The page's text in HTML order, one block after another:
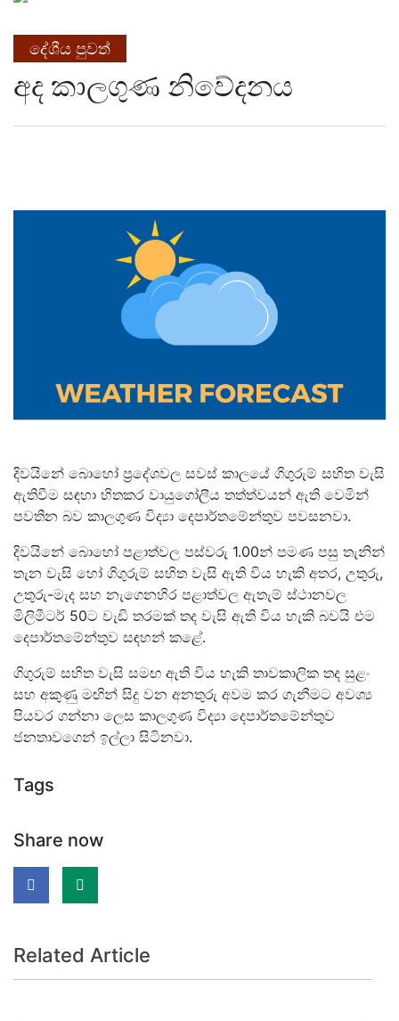
දේශීය පුවත්
අද කාලගුණ නිවේදනය
දිවයිනේ බොහෝ ප්‍රදේශවල සවස් කාලයේ ගිගුරුම් සහිත වැසි
ඇතිවීම සඳහා හිතකර වායුගෝලීය තත්ත්වයන් ඇති වෙමින්
පවතින බව කාලගුණ විද්‍යා දෙපාර්තමේන්තුව පවසනවා.
දිවයිනේ බොහෝ පළාත්වල පස්වරු 1.00න් පමණ පසු තැනින්
තැන වැසි හෝ ගිගුරුම් සහිත වැසි ඇති විය හැකි අතර, උතුරු,
උතුරු-මැද සහ නැගෙනහිර පළාත්වල ඇතැම් ස්ථානවල
මිලිමීටර් 50ට වැඩි තරමක් තද වැසි ඇති විය හැකි බවයි එම
දෙපාර්තමේන්තුව සඳහන් කළේ.
ගිගුරුම් සහිත වැසි සමඟ ඇති විය හැකි තාවකාලික තද සුළං
සහ අකුණු මඟින් සිදු වන අනතුරු අවම කර ගැනීමට අවශ්‍ය
පියවර ගන්නා ලෙස කාලගුණ විද්‍යා දෙපාර්තමේන්තුව
ජනතාවගෙන් ඉල්ලා සිටිනවා.
Tags
Share now
Related Article